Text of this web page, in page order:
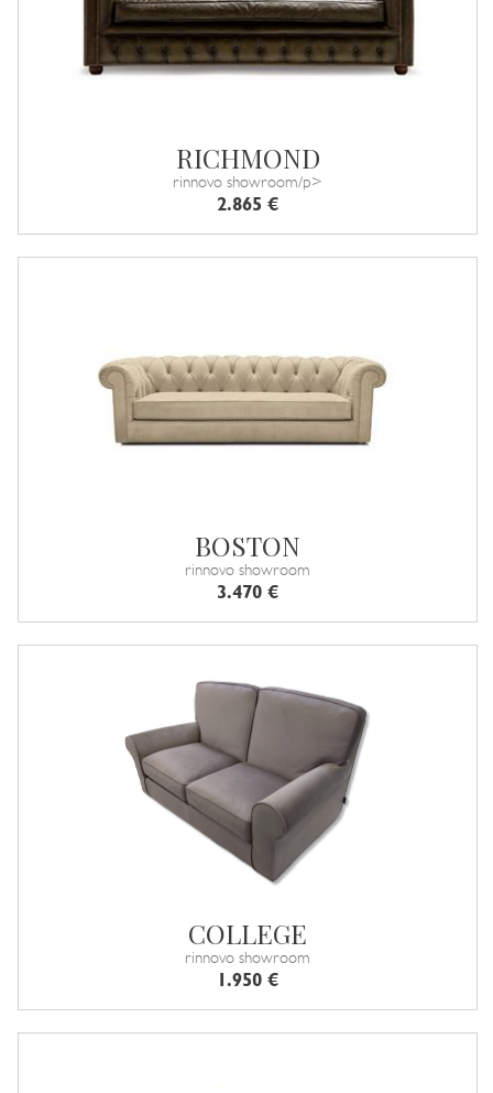
RICHMOND
rinnovo showroom/p>
2.865 €
BOSTON
rinnovo showroom
3.470 €
COLLEGE
rinnovo showroom
1.950 €